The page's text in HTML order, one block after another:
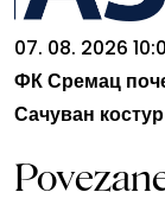
07. 08. 2026
ФК Сремац
Сачуван